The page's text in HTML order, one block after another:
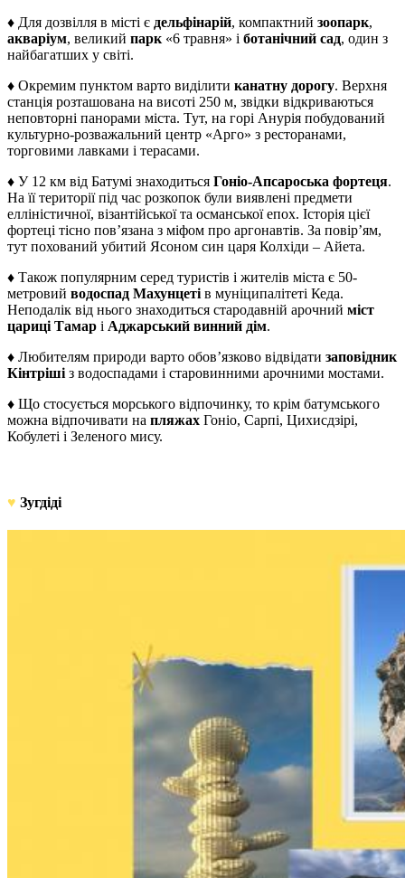
♦ Для дозвілля в місті є дельфінарій, компактний зоопарк,
акваріум, великий парк «6 травня» і ботанічний сад, один з
найбагатших у світі.
♦ Окремим пунктом варто виділити канатну дорогу. Верхня
станція розташована на висоті 250 м, звідки відкриваються
неповторні панорами міста. Тут, на горі Анурія побудований
культурно-розважальний центр «Арго» з ресторанами,
торговими лавками і терасами.
♦ У 12 км від Батумі знаходиться Гоніо-Апсароська фортеця.
На її території під час розкопок були виявлені предмети
елліністичної, візантійської та османської епох. Історія цієї
фортеці тісно пов’язана з міфом про аргонавтів. За повір’ям,
тут похований убитий Ясоном син царя Колхіди – Айета.
♦ Також популярним серед туристів і жителів міста є 50-
метровий водоспад Махунцеті в муніципалітеті Кеда.
Неподалік від нього знаходиться стародавній арочний міст
цариці Тамар і Аджарський винний дім.
♦ Любителям природи варто обов’язково відвідати заповідник
Кінтріші з водоспадами і старовинними арочними мостами.
♦ Що стосується морського відпочинку, то крім батумського
можна відпочивати на пляжах Гоніо, Сарпі, Цихисдзірі,
Кобулеті і Зеленого мису.
♥ Зугдіді